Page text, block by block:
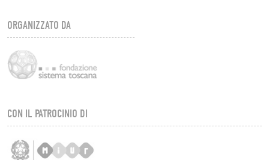
ORGANIZZATO DA
CON IL PATROCINIO DI